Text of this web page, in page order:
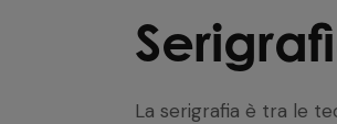
La serigrafia è tra le